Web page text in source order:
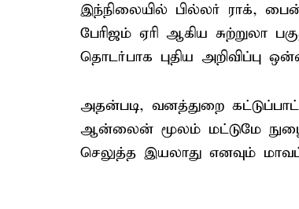
இந்நிலையில் பில்லர் ராக்,
பேரிஜம் ஏரி ஆகிய சுற்றுலா
தொடர்பாக புதிய அறிவிப்பு
அதன்படி, வனத்துறை
ஆன்லைன் மூலம் மட்டுமே
செலுத்த இயலாது எனவும்